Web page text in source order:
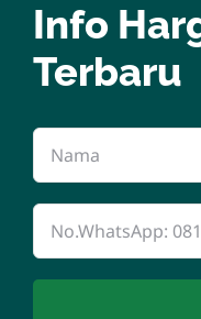
Info
Terbaru